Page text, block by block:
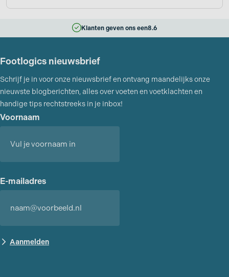
Klanten geven ons een8.6
Footlogics nieuwsbrief
Schrijf je in voor onze nieuwsbrief en ontvang maandelijks onze
nieuwste blogberichten, alles over voeten en voetklachten en
handige tips rechtstreeks in je inbox!
Voornaam
E-mailadres